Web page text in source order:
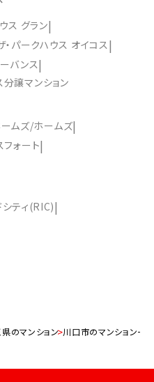
ス グラン
・パークハウス オイコス
バンス
譲マンション
ームズ/ホームズ
ォート
ティ(RIC)
のマンション 川口市のマンション一